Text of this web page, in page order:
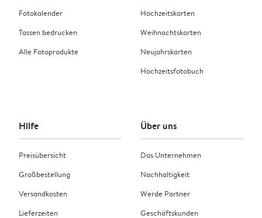
Fotokalender
Tassen bedrucken
Alle Fotoprodukte
Hochzeitskarten
Weihnachtskarten
Neujahrskarten
Hochzeitsfotobuch
Hilfe
Preisübersicht
Großbestellung
Versandkosten
Lieferzeiten
Über uns
Das Unternehmen
Nachhaltigkeit
Werde Partner
Geschäftskunden